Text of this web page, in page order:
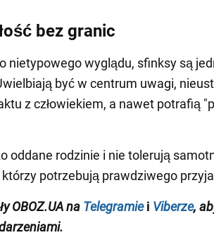
bez granic
nietypowego wyglądu, sfinksy są
być w centrum uwagi,
z człowiekiem, a nawet potrafią
oddane rodzinie i nie tolerują
potrzebują prawdziwego
OBOZ.UA na Telegramie i Viberze,